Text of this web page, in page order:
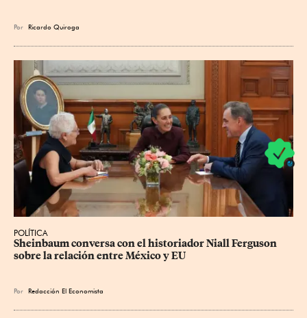
Por Ricardo Quiroga
POLÍTICA
Sheinbaum conversa con el historiador Niall Ferguson
sobre la relación entre México y EU
Por Redacción El Economista